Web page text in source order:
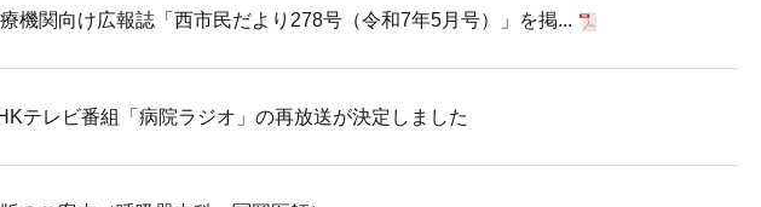
機関向け広報誌「西市民だより278号（令和7年5月号）」を掲...
テレビ番組「病院ラジオ」の再放送が決定しました